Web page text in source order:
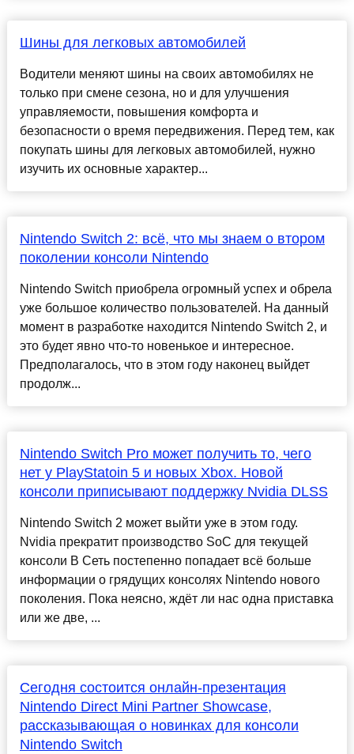
Шины для легковых автомобилей
Водители меняют шины на своих автомобилях не
только при смене сезона, но и для улучшения
управляемости, повышения комфорта и
безопасности о время передвижения. Перед тем, как
покупать шины для легковых автомобилей, нужно
изучить их основные характер...
Nintendo Switch 2: всё, что мы знаем о втором
поколении консоли Nintendo
Nintendо Switch приобрела огромный успех и обрела
уже большое количество пользователей. На данный
момент в разработке находится Nintendo Switch 2, и
это будет явно что-то новенькое и интересное.
Предполагалось, что в этом году наконец выйдет
продолж...
Nintendo Switch Pro может получить то, чего
нет у PlayStatoin 5 и новых Xbox. Новой
консоли приписывают поддержку Nvidia DLSS
Nintendo Switch 2 может выйти уже в этом году.
Nvidia прекратит производство SoC для текущей
консоли В Сеть постепенно попадает всё больше
информации о грядущих консолях Nintendo нового
поколения. Пока неясно, ждёт ли нас одна приставка
или же две, ...
Сегодня состоится онлайн-презентация
Nintendo Direct Mini Partner Showcase,
рассказывающая о новинках для консоли
Nintendo Switch